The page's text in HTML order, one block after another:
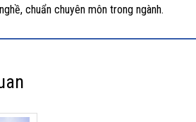
chuẩn chuyên môn trong ngành.